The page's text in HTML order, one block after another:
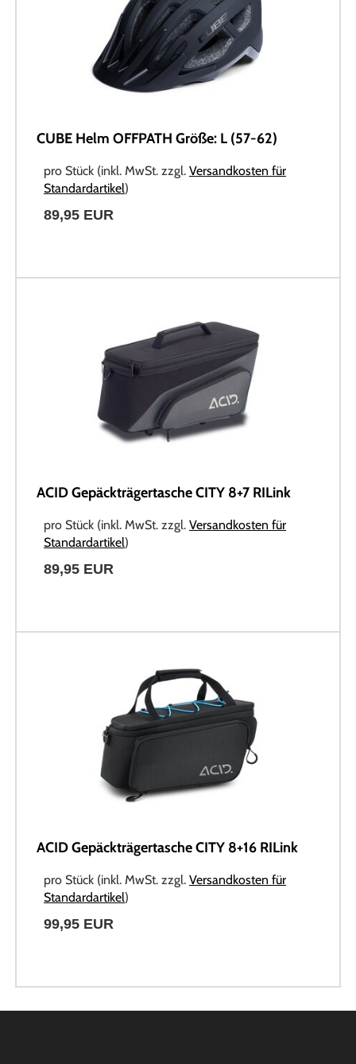
CUBE Helm OFFPATH Größe: L (57-62)
pro Stück (inkl. MwSt. zzgl. Versandkosten für
Standardartikel)
89,95 EUR
ACID Gepäckträgertasche CITY 8+7 RILink
pro Stück (inkl. MwSt. zzgl. Versandkosten für
Standardartikel)
89,95 EUR
ACID Gepäckträgertasche CITY 8+16 RILink
pro Stück (inkl. MwSt. zzgl. Versandkosten für
Standardartikel)
99,95 EUR